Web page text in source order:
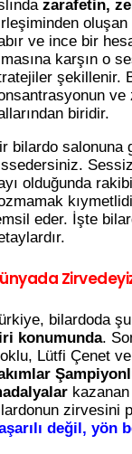
zarafetin,
ve ince bir
karşın o
şekillenir.
biridir.
bilardo salonuna
olduğunda
eder. İşte
bilardoda
konumunda.
Lütfi Çenet
zirvesini
değil, yön